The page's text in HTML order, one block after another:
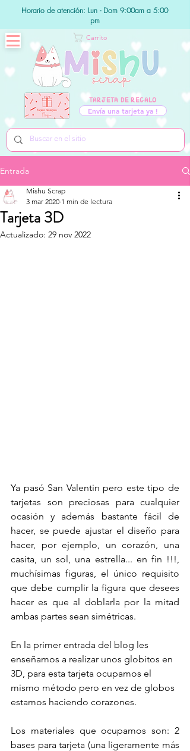
Horario de atención: Lun - Dom 9:00am a 5:00
pm
TARJETA DE REGALO
Envía una tarjeta ya !
Carrito
Entrada
Tarjeta 3D
Mishu Scrap
3 mar 2020 1 min de lectura
Actualizado: 29 nov 2022
Ya pasó San Valentin pero este tipo de
tarjetas son preciosas para cualquier
ocasión y además bastante fácil de
hacer, se puede ajustar el diseño para
hacer, por ejemplo, un corazón, una
casita, un sol, una estrella... en fin !!!,
muchísimas figuras, el único requisito
que debe cumplir la figura que desees
hacer es que al doblarla por la mitad
ambas partes sean simétricas.
En la primer entrada del blog les
enseñamos a realizar unos globitos en
3D, para esta tarjeta ocupamos el
mismo método pero en vez de globos
estamos haciendo corazones.
Los materiales que ocupamos son: 2
bases para tarjeta (una ligeramente más